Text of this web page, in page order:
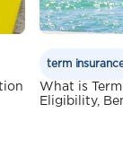
term
What is
Eligibility,